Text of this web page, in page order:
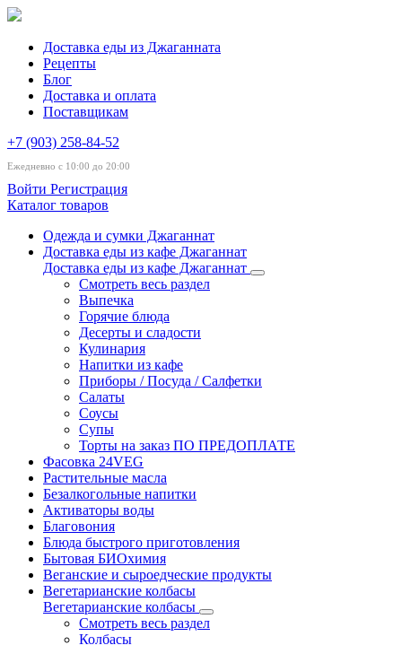
Доставка еды из Джаганната
Рецепты
Блог
Доставка и оплата
Поставщикам
+7 (903) 258-84-52
Ежедневно с 10:00 до 20:00
Войти Регистрация
Каталог товаров
Одежда и сумки Джаганнат
Доставка еды из кафе Джаганнат
Доставка еды из кафе Джаганнат
Смотреть весь раздел
Выпечка
Горячие блюда
Десерты и сладости
Кулинария
Напитки из кафе
Приборы / Посуда / Салфетки
Салаты
Соусы
Супы
Торты на заказ ПО ПРЕДОПЛАТЕ
Фасовка 24VEG
Растительные масла
Безалкогольные напитки
Активаторы воды
Благовония
Блюда быстрого приготовления
Бытовая БИОхимия
Веганские и сыроедческие продукты
Вегетарианские колбасы
Вегетарианские колбасы
Смотреть весь раздел
Колбасы